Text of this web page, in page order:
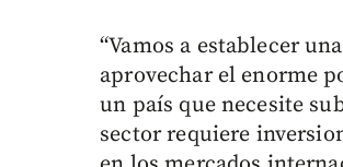
“Vamos a establecer
aprovechar el enorme
un país que necesite
sector requiere